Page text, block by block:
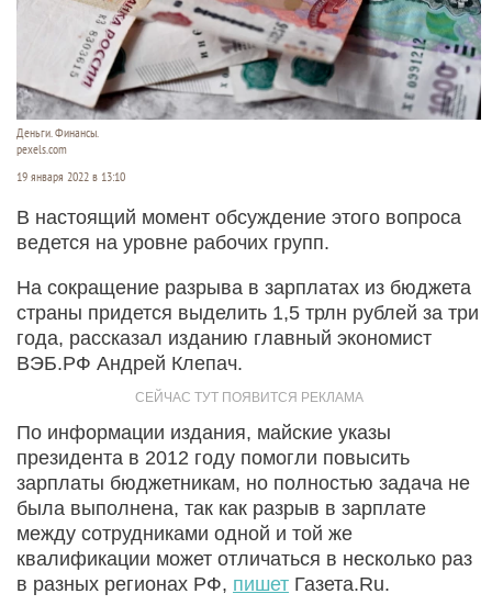
Деньги. Финансы.
pexels.com
19 января 2022 в 13:10
В настоящий момент обсуждение этого вопроса
ведется на уровне рабочих групп.
На сокращение разрыва в зарплатах из бюджета
страны придется выделить 1,5 трлн рублей за три
года, рассказал изданию главный экономист
ВЭБ.РФ Андрей Клепач.
По информации издания, майские указы
президента в 2012 году помогли повысить
зарплаты бюджетникам, но полностью задача не
была выполнена, так как разрыв в зарплате
между сотрудниками одной и той же
квалификации может отличаться в несколько раз
в разных регионах РФ, пишет Газета.Ru.